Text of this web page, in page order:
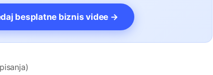
besplatne biznis videe →